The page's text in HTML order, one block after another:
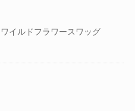
ワイルドフラワースワッグ